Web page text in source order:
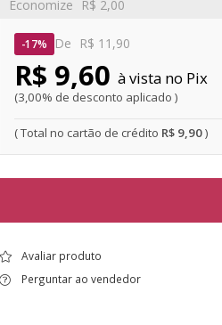
De R$ 11,90
R$ 9,90
Economize R$ 2,00
17%
R$ 9,60
3,00% de desconto aplicado
Pix
Avaliar produto
Perguntar ao vendedor